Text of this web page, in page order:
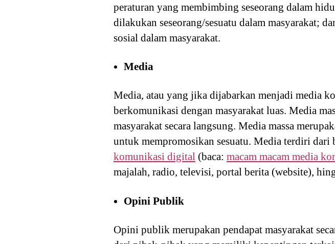
peraturan yang membimbing seseorang dalam
dilakukan seseorang/sesuatu dalam masyarakat;
sosial dalam masyarakat.
Media
Media, atau yang jika dijabarkan menjadi media
berkomunikasi dengan masyarakat luas. Media
masyarakat secara langsung. Media massa
untuk mempromosikan sesuatu. Media terdiri
komunikasi digital (baca: macam macam media
majalah, radio, televisi, portal berita (website),
Opini Publik
Opini publik merupakan pendapat masyarakat